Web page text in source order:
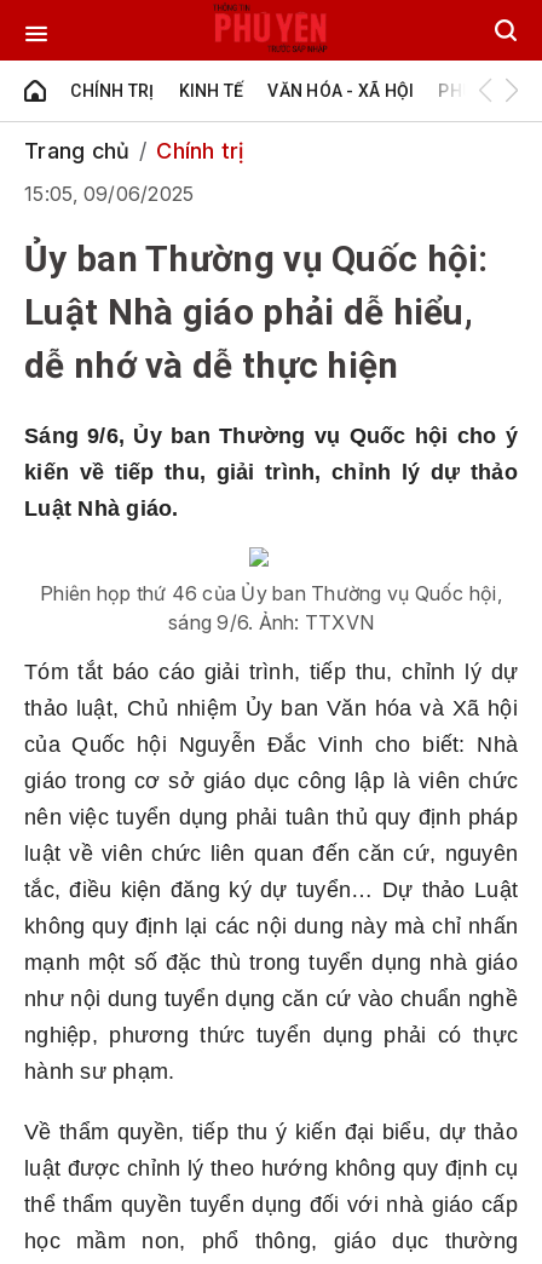
CHÍNH TRỊ KINH TẾ VĂN HÓA - XÃ HỘI PHÚ YÊN -
Trang chủ Chính trị
15:05, 09/06/2025
Ủy ban Thường vụ Quốc hội:
Luật Nhà giáo phải dễ hiểu,
dễ nhớ và dễ thực hiện
Sáng 9/6, Ủy ban Thường vụ Quốc hội cho ý
kiến về tiếp thu, giải trình, chỉnh lý dự thảo
Luật Nhà giáo.
Phiên họp thứ 46 của Ủy ban Thường vụ Quốc hội,
sáng 9/6. Ảnh: TTXVN
Tóm tắt báo cáo giải trình, tiếp thu, chỉnh lý dự
thảo luật, Chủ nhiệm Ủy ban Văn hóa và Xã hội
của Quốc hội Nguyễn Đắc Vinh cho biết: Nhà
giáo trong cơ sở giáo dục công lập là viên chức
nên việc tuyển dụng phải tuân thủ quy định pháp
luật về viên chức liên quan đến căn cứ, nguyên
tắc, điều kiện đăng ký dự tuyển… Dự thảo Luật
không quy định lại các nội dung này mà chỉ nhấn
mạnh một số đặc thù trong tuyển dụng nhà giáo
như nội dung tuyển dụng căn cứ vào chuẩn nghề
nghiệp, phương thức tuyển dụng phải có thực
hành sư phạm.
Về thẩm quyền, tiếp thu ý kiến đại biểu, dự thảo
luật được chỉnh lý theo hướng không quy định cụ
thể thẩm quyền tuyển dụng đối với nhà giáo cấp
học mầm non, phổ thông, giáo dục thường